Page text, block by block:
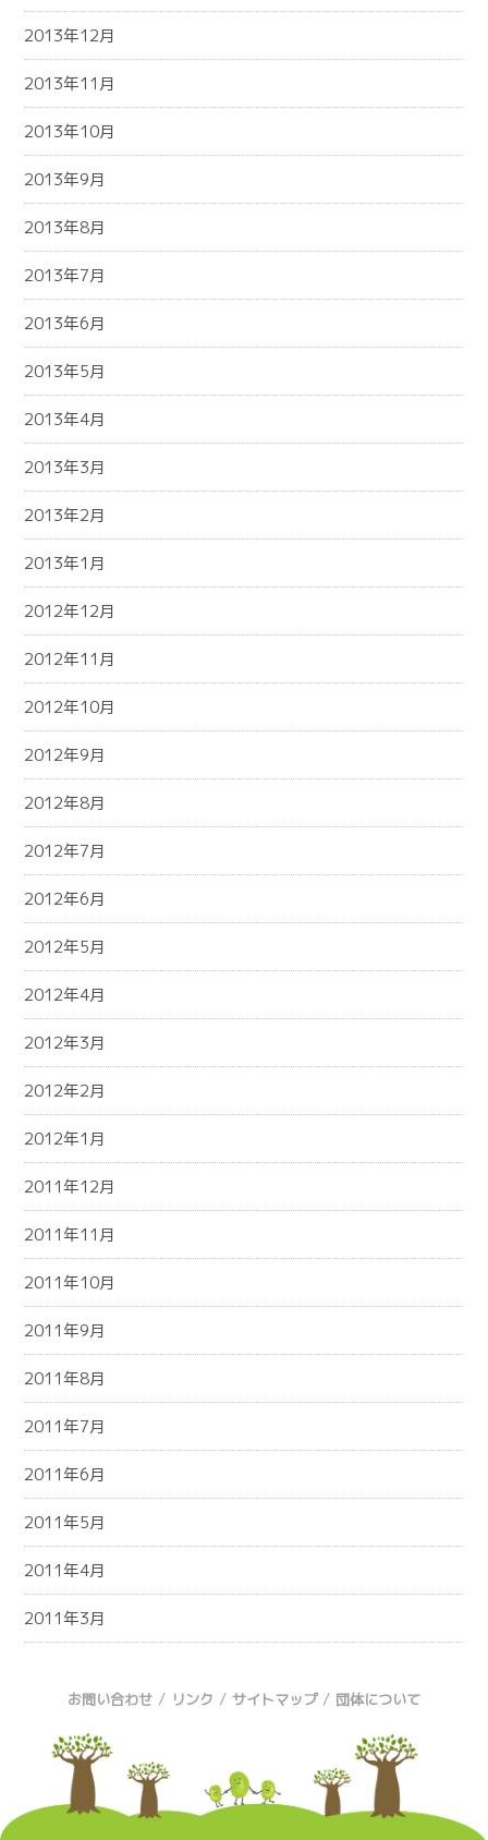
2013年12月
2013年11月
2013年10月
2013年9月
2013年8月
2013年7月
2013年6月
2013年5月
2013年4月
2013年3月
2013年2月
2013年1月
2012年12月
2012年11月
2012年10月
2012年9月
2012年8月
2012年7月
2012年6月
2012年5月
2012年4月
2012年3月
2012年2月
2012年1月
2011年12月
2011年11月
2011年10月
2011年9月
2011年8月
2011年7月
2011年6月
2011年5月
2011年4月
2011年3月
お問い合わせ / リンク / サイトマップ / 団体について